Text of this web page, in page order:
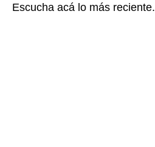
Escucha acá lo más reciente.